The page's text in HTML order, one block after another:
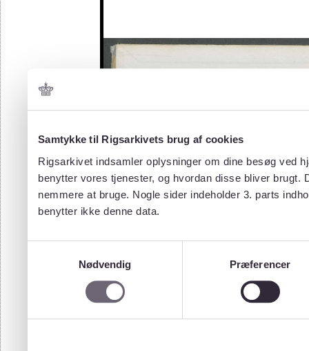
Samtykke til Rigsarkivets brug af cookies
Rigsarkivet indsamler oplysninger om dine besøg ved
benytter vores tjenester, og hvordan disse bliver
nemmere at bruge. Nogle sider indeholder 3. parts
benytter ikke denne data.
Nødvendig
Præferencer